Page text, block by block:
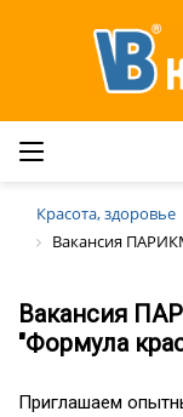
Красота, здоровье
Вакансия
Вакансия
"Формула
Приглашаем